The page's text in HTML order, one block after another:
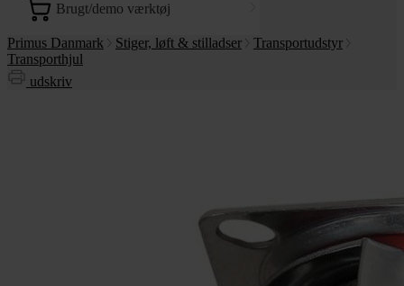
brugt/demo værktøj
Primus Danmark Stiger, løft & stilladser
Transportudstyr
Transporthjul
udskriv